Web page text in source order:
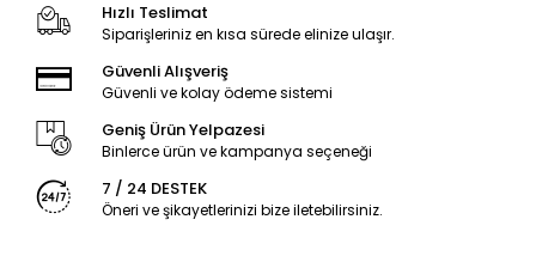
Hızlı Teslimat
Siparişleriniz en kısa sürede elinize ulaşır.
Güvenli Alışveriş
Güvenli ve kolay ödeme sistemi
Geniş Ürün Yelpazesi
Binlerce ürün ve kampanya seçeneği
7 / 24 DESTEK
Öneri ve şikayetlerinizi bize iletebilirsiniz.